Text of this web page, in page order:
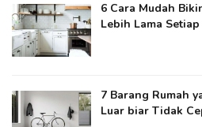
6 Cara Mudah
Lebih Lama
7 Barang Rumah
Luar biar Tidak